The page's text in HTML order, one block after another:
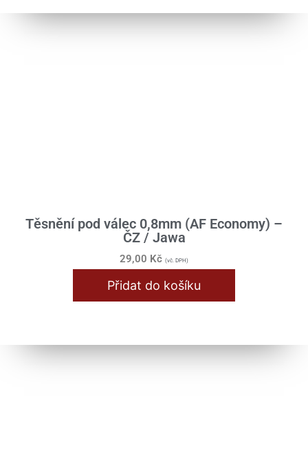
Těsnění pod válec 0,8mm (AF Economy) –
ČZ / Jawa
29,00 Kč (vč. DPH)
Přidat do košíku